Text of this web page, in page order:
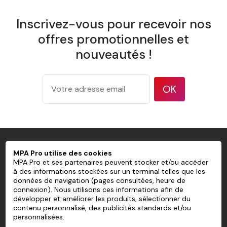
1 spatule à maroufler
1 pulvérisateur
Papier Peint Mural Pré-encollé Sans
PVC personnalisé
Grammage
test ISO 536
Épaisseur
177 microns/7 mil d'après la
méthode de test ISO 534
Opacité
94 % d'après la méthode de test
TAPPI T 425
Inscrivez-vous pour recevoir nos
offres promotionnelles et
nouveautés !
OK
PROFESSIONNEL
MPA PRO
NOS SERVICES
MPA Pro utilise des cookies
MPA Pro et ses partenaires peuvent stocker et/ou accéder
à des informations stockées sur un terminal telles que les
données de navigation (pages consultées, heure de
connexion). Nous utilisons ces informations afin de
développer et améliorer les produits, sélectionner du
contenu personnalisé, des publicités standards et/ou
personnalisées.